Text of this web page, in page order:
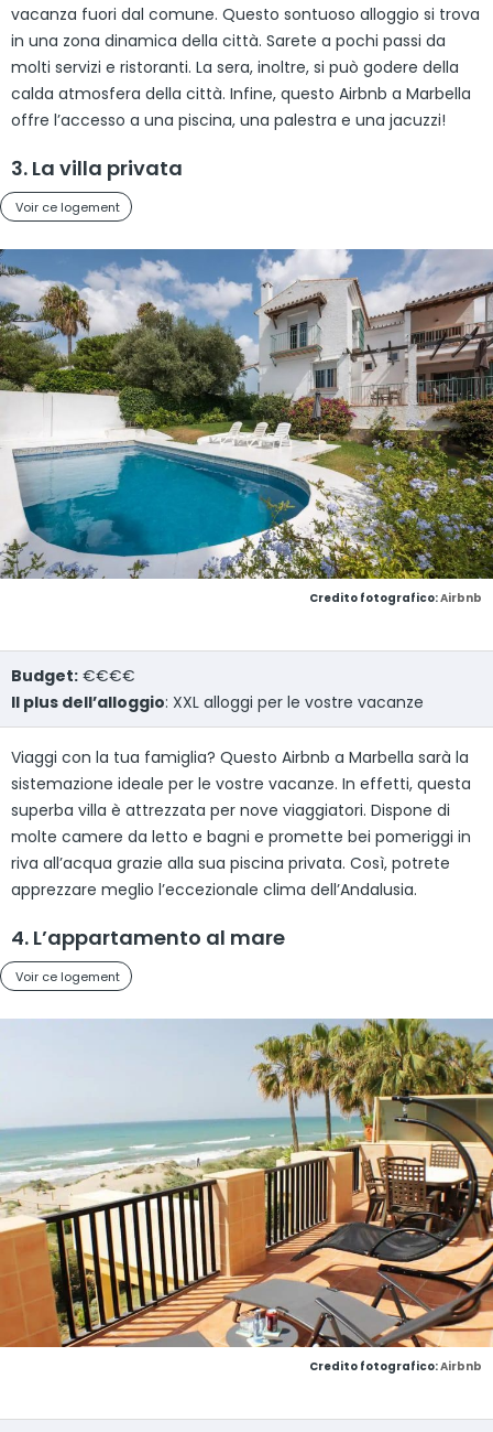
vacanza fuori dal comune. Questo sontuoso alloggio si trova
in una zona dinamica della città. Sarete a pochi passi da
molti servizi e ristoranti. La sera, inoltre, si può godere della
calda atmosfera della città. Infine, questo Airbnb a Marbella
offre l’accesso a una piscina, una palestra e una jacuzzi!
3. La villa privata
Voir ce logement
Credito fotografico:Airbnb
Budget: €€€€
Il plus dell’alloggio: XXL alloggi per le vostre vacanze
Viaggi con la tua famiglia? Questo Airbnb a Marbella sarà la
sistemazione ideale per le vostre vacanze. In effetti, questa
superba villa è attrezzata per nove viaggiatori. Dispone di
molte camere da letto e bagni e promette bei pomeriggi in
riva all’acqua grazie alla sua piscina privata. Così, potrete
apprezzare meglio l’eccezionale clima dell’Andalusia.
4. L’appartamento al mare
Voir ce logement
Credito fotografico:Airbnb